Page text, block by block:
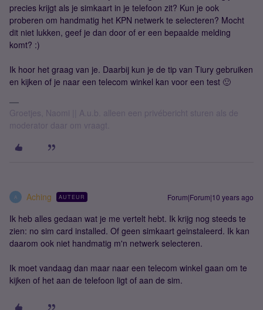
precies krijgt als je simkaart in je telefoon zit? Kun je ook
proberen om handmatig het KPN netwerk te selecteren? Mocht
dit niet lukken, geef je dan door of er een bepaalde melding
komt? :)
Ik hoor het graag van je. Daarbij kun je de tip van Tiury gebruiken
en kijken of je naar een telecom winkel kan voor een test 🙂
Groetjes, Naomi || A.u.b. alleen een privébericht sturen als de
moderator daar om vraagt.
A Aching AUTEUR Forum|Forum|10 years ago
Ik heb alles gedaan wat je me vertelt hebt. Ik krijg nog steeds te
zien: no sim card installed. Of geen simkaart geinstaleerd. Ik kan
daarom ook niet handmatig m'n netwerk selecteren.
Ik moet vandaag dan maar naar een telecom winkel gaan om te
kijken of het aan de telefoon ligt of aan de sim.